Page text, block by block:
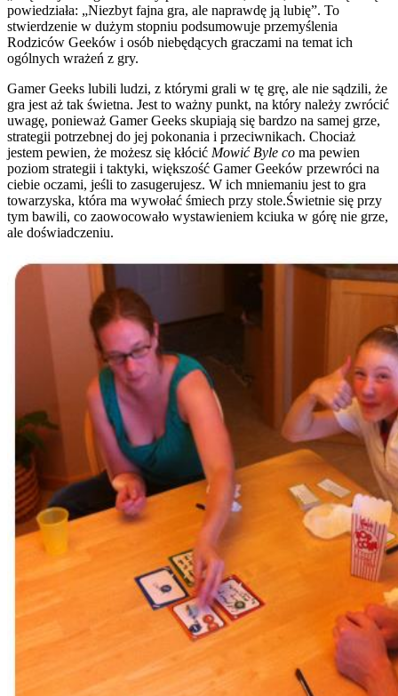
powiedziała: „Niezbyt fajna gra, ale naprawdę ją lubię”. To
stwierdzenie w dużym stopniu podsumowuje przemyślenia
Rodziców Geeków i osób niebędących graczami na temat ich
ogólnych wrażeń z gry.
Gamer Geeks lubili ludzi, z którymi grali w tę grę, ale nie sądzili, że
gra jest aż tak świetna. Jest to ważny punkt, na który należy zwrócić
uwagę, ponieważ Gamer Geeks skupiają się bardzo na samej grze,
strategii potrzebnej do jej pokonania i przeciwnikach. Chociaż
jestem pewien, że możesz się kłócić MowićByle co ma pewien
poziom strategii i taktyki, większość Gamer Geeków przewróci na
ciebie oczami, jeśli to zasugerujesz. W ich mniemaniu jest to gra
towarzyska, która ma wywołać śmiech przy stole.Świetnie się przy
tym bawili, co zaowocowało wystawieniem kciuka w górę nie grze,
ale doświadczeniu.